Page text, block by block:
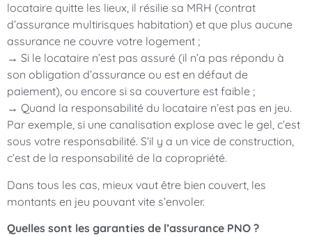
locataire quitte les lieux, il résilie sa MRH (contrat
d’assurance multirisques habitation) et que plus aucune
assurance ne couvre votre logement ;
→ Si le locataire n’est pas assuré (il n’a pas répondu à
son obligation d’assurance ou est en défaut de
paiement), ou encore si sa couverture est faible ;
→ Quand la responsabilité du locataire n’est pas en jeu.
Par exemple, si une canalisation explose avec le gel, c’est
sous votre responsabilité. S’il y a un vice de construction,
c’est de la responsabilité de la copropriété.
Dans tous les cas, mieux vaut être bien couvert, les
montants en jeu pouvant vite s’envoler.‍
Quelles sont les garanties de l’assurance PNO ?